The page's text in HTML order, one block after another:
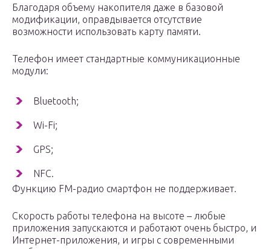
Благодаря объему накопителя даже в базовой
модификации, оправдывается отсутствие
возможности использовать карту памяти.
Телефон имеет стандартные коммуникационные
модули:
Bluetooth;
Wi-Fi;
GPS;
NFC.
Функцию FM-радио смартфон не поддерживает.
Скорость работы телефона на высоте – любые
приложения запускаются и работают очень быстро, и
Интернет-приложения, и игры с современными